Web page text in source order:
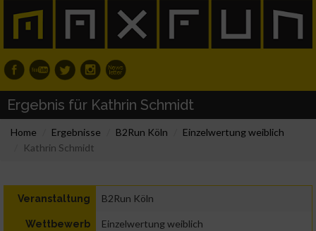
Ergebnis für Kathrin Schmidt
Home Ergebnisse B2Run Köln
Einzelwertung weiblich
Kathrin Schmidt
Veranstaltung B2Run Köln
Wettbewerb Einzelwertung weiblich